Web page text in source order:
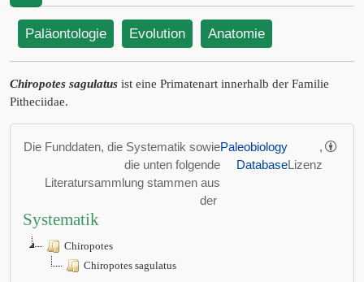
Paläontologie Evolution Anatomie
Chiropotes sagulatus ist eine Primatenart innerhalb der Familie
Pitheciidae.
Die Funddaten, die Systematik sowie
die unten folgende
Literatursammlung stammen aus
der
Paleobiology
Database
,
Lizenz
Systematik
Chiropotes
Chiropotes sagulatus